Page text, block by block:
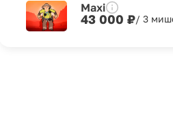
Maxi
43 000 ₽/ 3